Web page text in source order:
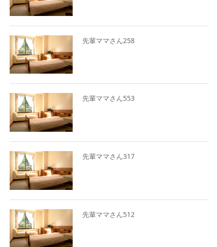
先輩ママさん258
先輩ママさん553
先輩ママさん317
先輩ママさん512